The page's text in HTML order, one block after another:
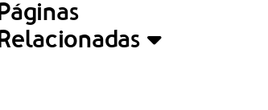
Páginas
Relacionadas